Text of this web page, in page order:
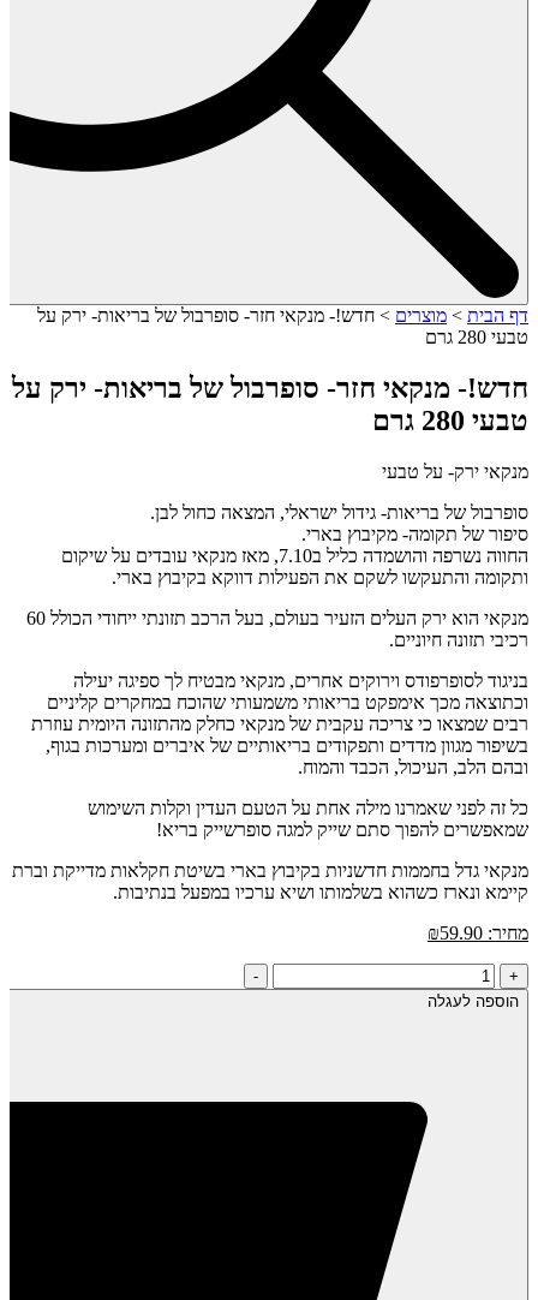
דף הבית > מוצרים > חדש!- מנקאי חזר- סופרבול של בריאות- ירק על
טבעי 280 גרם
חדש!- מנקאי חזר- סופרבול של בריאות- ירק על
טבעי 280 גרם
מנקאי ירק- על טבעי
סופרבול של בריאות- גידול ישראלי, המצאה כחול לבן.
סיפור של תקומה- מקיבוץ בארי.
החווה נשרפה והושמדה כליל ב7.10, מאז מנקאי עובדים על שיקום
ותקומה והתעקשו לשקם את הפעילות דווקא בקיבוץ בארי.
מנקאי הוא ירק העלים הזעיר בעולם, בעל הרכב תזונתי ייחודי הכולל 60
רכיבי תזונה חיוניים.
בניגוד לסופרפודס וירוקים אחרים, מנקאי מבטיח לך ספיגה יעילה
וכתוצאה מכך אימפקט בריאותי משמעותי שהוכח במחקרים קליניים
רבים שמצאו כי צריכה עקבית של מנקאי כחלק מהתזונה היומית עוזרת
בשיפור מגוון מדדים ותפקודים בריאותיים של איברים ומערכות בגוף,
ובהם הלב, העיכול, הכבד והמוח.
כל זה לפני שאמרנו מילה אחת על הטעם העדין וקלות השימוש
שמאפשרים להפוך סתם שייק למגה סופרשייק בריא!
מנקאי גדל בחממות חדשניות בקיבוץ בארי בשיטת חקלאות מדייקת וברת
קיימא ונארז כשהוא בשלמותו ושיא ערכיו במפעל בנתיבות.
מחיר:
₪59.90
+
כמות
של
-
הוספה לעגלה